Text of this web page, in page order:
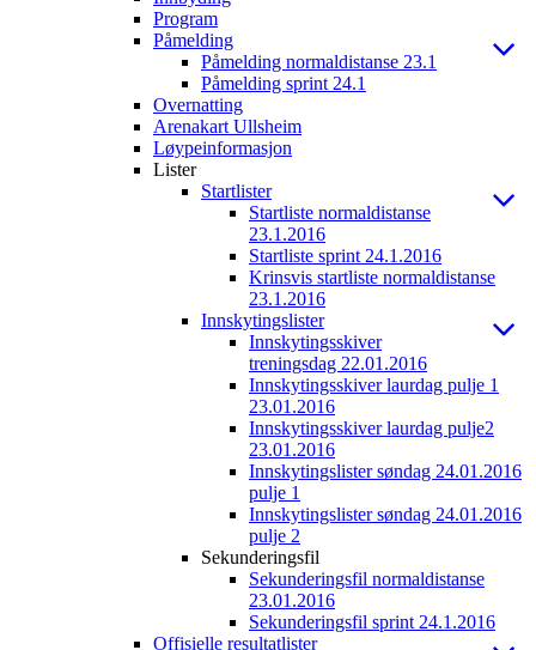
Program
Påmelding
Påmelding normaldistanse 23.1
Påmelding sprint 24.1
Overnatting
Arenakart Ullsheim
Løypeinformasjon
Lister
Startlister
Startliste normaldistanse
23.1.2016
Startliste sprint 24.1.2016
Krinsvis startliste normaldistanse
23.1.2016
Innskytingslister
Innskytingsskiver
treningsdag 22.01.2016
Innskytingsskiver laurdag pulje 1
23.01.2016
Innskytingsskiver laurdag pulje2
23.01.2016
Innskytingslister søndag 24.01.2016
pulje 1
Innskytingslister søndag 24.01.2016
pulje 2
Sekunderingsfil
Sekunderingsfil normaldistanse
23.01.2016
Sekunderingsfil sprint 24.1.2016
Offisielle resultatlister